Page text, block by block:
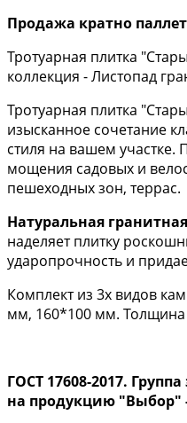
Продажа кратно
Тротуарная плитка
коллекция - Листопад
Тротуарная плитка
изысканное сочетание
стиля на вашем участке.
мощения садовых и
пешеходных зон, террас.
Натуральная
наделяет плитку
ударопрочность и
Комплект из 3х видов
мм, 160*100 мм.
ГОСТ 17608-2017.
на продукцию "Выбор" -